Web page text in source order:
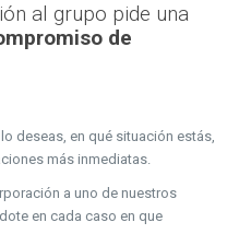
al grupo pide una
de
deseas, en qué situación estás,
más inmediatas.
a uno de nuestros
en cada caso en que